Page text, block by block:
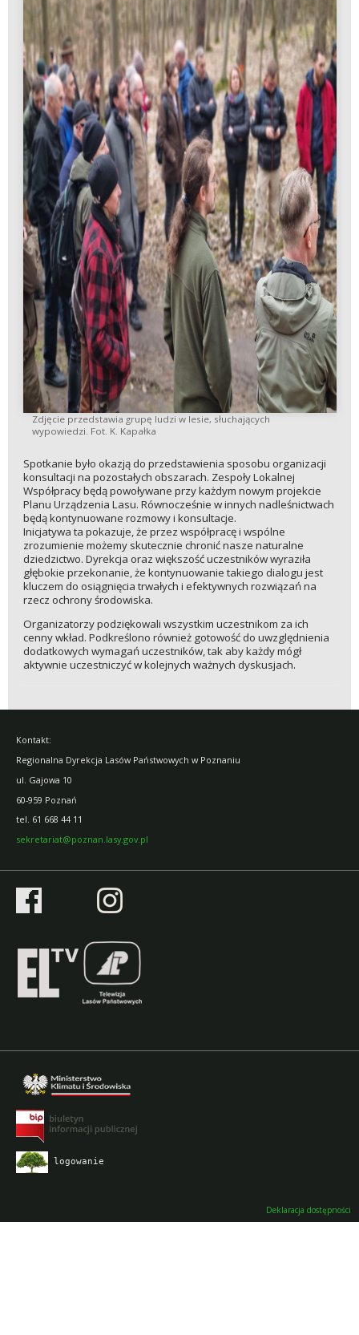
Zdjęcie przedstawia grupę ludzi w lesie, słuchających
wypowiedzi. Fot. K. Kapałka
Spotkanie było okazją do przedstawienia sposobu organizacji
konsultacji na pozostałych obszarach. Zespoły Lokalnej
Współpracy będą powoływane przy każdym nowym projekcie
Planu Urządzenia Lasu. Równocześnie w innych nadleśnictwach
będą kontynuowane rozmowy i konsultacje.
Inicjatywa ta pokazuje, że przez współpracę i wspólne
zrozumienie możemy skutecznie chronić nasze naturalne
dziedzictwo. Dyrekcja oraz większość uczestników wyraziła
głębokie przekonanie, że kontynuowanie takiego dialogu jest
kluczem do osiągnięcia trwałych i efektywnych rozwiązań na
rzecz ochrony środowiska.
Organizatorzy podziękowali wszystkim uczestnikom za ich
cenny wkład. Podkreślono również gotowość do uwzględnienia
dodatkowych wymagań uczestników, tak aby każdy mógł
aktywnie uczestniczyć w kolejnych ważnych dyskusjach.
Kontakt:
Regionalna Dyrekcja Lasów Państwowych w Poznaniu
ul. Gajowa 10
60-959 Poznań
tel. 61 668 44 11
sekretariat@poznan.lasy.gov.pl
logowanie
Deklaracja dostępności